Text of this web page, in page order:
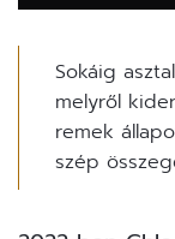
Sokáig
melyről
remek
szép